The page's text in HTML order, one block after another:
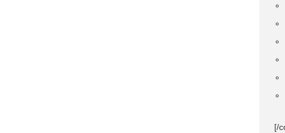
[/